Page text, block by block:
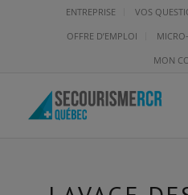
ENTREPRISE VOS
OFFRE D’EMPLOI
MON